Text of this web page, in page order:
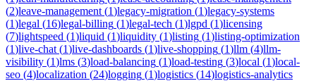
(2)leave-management (1)legacy-migration (1)legacy-systems
(1)legal (16)legal-billing (1)legal-tech (1)lgpd (1)licensing
(7)lightspeed (1)liquid (1)liquidity (1)listing (1)listing-optimization
(1)live-chat (1)live-dashboards (1)live-shopping (1)llm (4)llm-
visibility (1)lms (3)load-balancing (1)load-testing (3)local (1)local-
seo (4)localization (24)logging (1)logistics (14)logistics-analytics